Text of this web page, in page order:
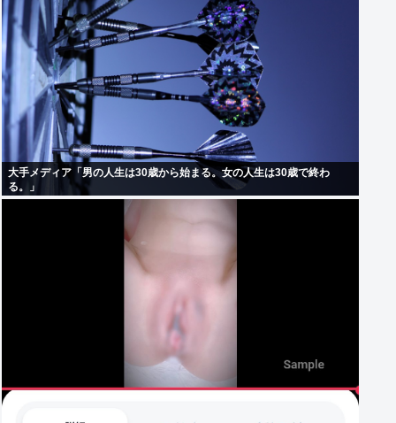
大手メディア「男の人生は30歳から始まる。女の人生は30歳で終わ
る。」